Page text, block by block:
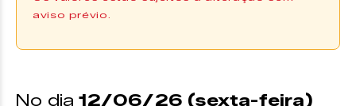
aviso prévio.
Comprar Ingresso
na plataforma daUnitickete no
No dia12/06/26 (sexta-feira)